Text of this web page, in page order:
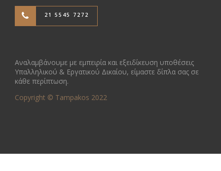
21 5545 7272
Αναλαμβάνουμε με εμπειρία και εξειδίκευση υποθέσεις
Υπαλληλικού & Εργατικού Δικαίου, είμαστε δίπλα σας σε
κάθε περίπτωση.
Copyright © Tampakos 2022